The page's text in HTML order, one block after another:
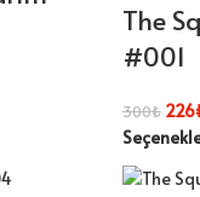
The
#001
300₺ 226